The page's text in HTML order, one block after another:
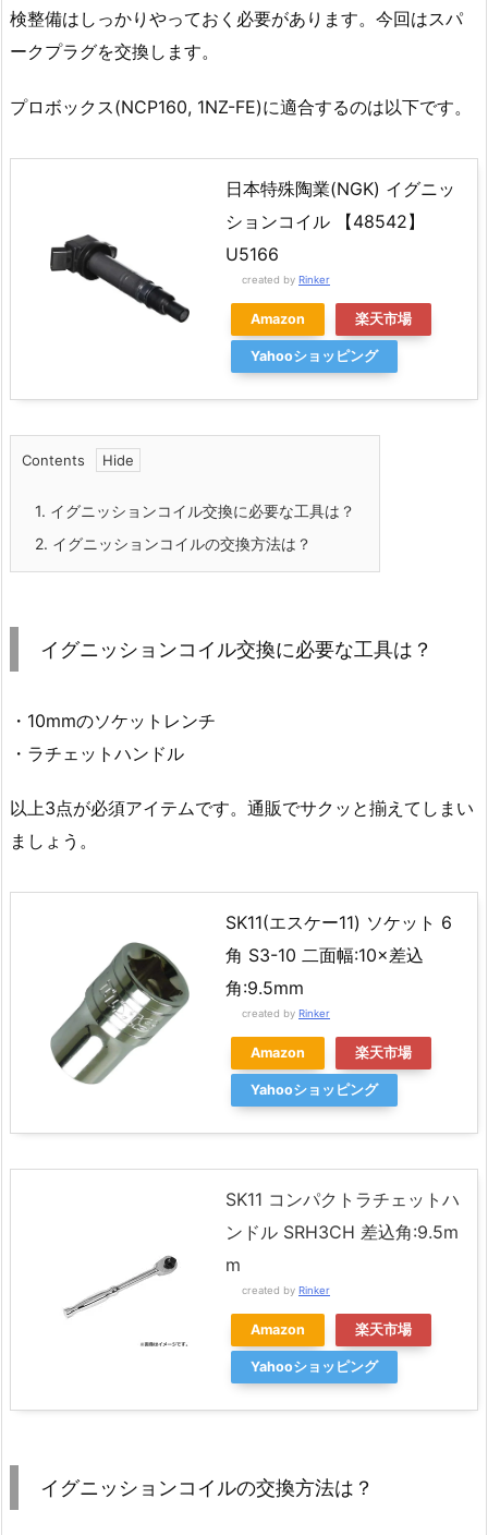
検整備はしっかりやっておく必要があります。今回はスパ
ークプラグを交換します。
プロボックス(NCP160, 1NZ-FE)に適合するのは以下です。
日本特殊陶業(NGK) イグニッ
ションコイル 【48542】
U5166
created by Rinker
Amazon 楽天市場
Yahooショッピング
Contents
1. イグニッションコイル交換に必要な工具は？
2. イグニッションコイルの交換方法は？
イグニッションコイル交換に必要な工具は？
・10mmのソケットレンチ
・ラチェットハンドル
以上3点が必須アイテムです。通販でサクッと揃えてしまい
ましょう。
SK11(エスケー11) ソケット 6
角 S3-10 二面幅:10×差込
角:9.5mm
created by Rinker
Amazon 楽天市場
Yahooショッピング
SK11 コンパクトラチェットハ
ンドル SRH3CH 差込角:9.5m
m
created by Rinker
Amazon 楽天市場
Yahooショッピング
イグニッションコイルの交換方法は？